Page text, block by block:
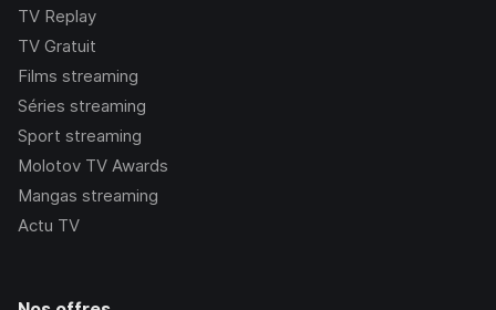
TV Replay
TV Gratuit
Films streaming
Séries streaming
Sport streaming
Molotov TV Awards
Mangas streaming
Actu TV